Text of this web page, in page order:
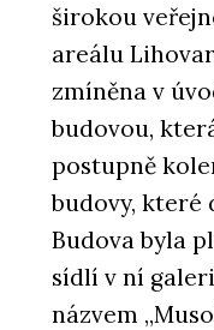
širokou
areálu
zmíněna v
budovou,
postupně
budovy, které
Budova byla
sídlí v ní
názvem